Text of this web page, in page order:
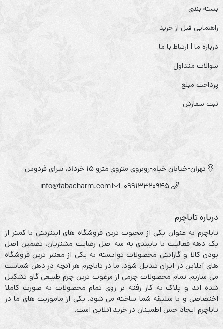
بسته بندی
راهنمایی قبل از خرید
درباره ما | ارتباط با ما
سوالات متداول
پرداخت مبلغ
ثبت سفارش
تهران-خیابان خیام-روبروی متروی مترو ۱۵ خرداد، سرای فردوس
09913320945
info@tabacharm.com
درباره تاباچرم
تاباچرم به عنوان یکی از محبوب ترین فروشگاه های اینترنتی با کمتر از
یک دهه فعالیت با پایبندی به سه اصل رضایت مشتریان، تضمین اصل
بودن کالا و گارانتی محصولات توانسته به یکی از معتبر ترین فروشگاه
های آنلاین در ایران تبدیل شود. ما در تاباچرم هر آنچه در ذهن شماست
می سازیم. تمام محصولات چرمی از مرغوب ترین چرم طبیعی گاو تشکیل
شده اند و پلاک به کار رفته بر روی تمام محصولات به صورت کاملا
اختصاصی و با سلیقه شما ساخته می شود. یکی از ماموریت های ما در
تاباچرم ایجاد حس اطمینان در خرید آنلاین است.